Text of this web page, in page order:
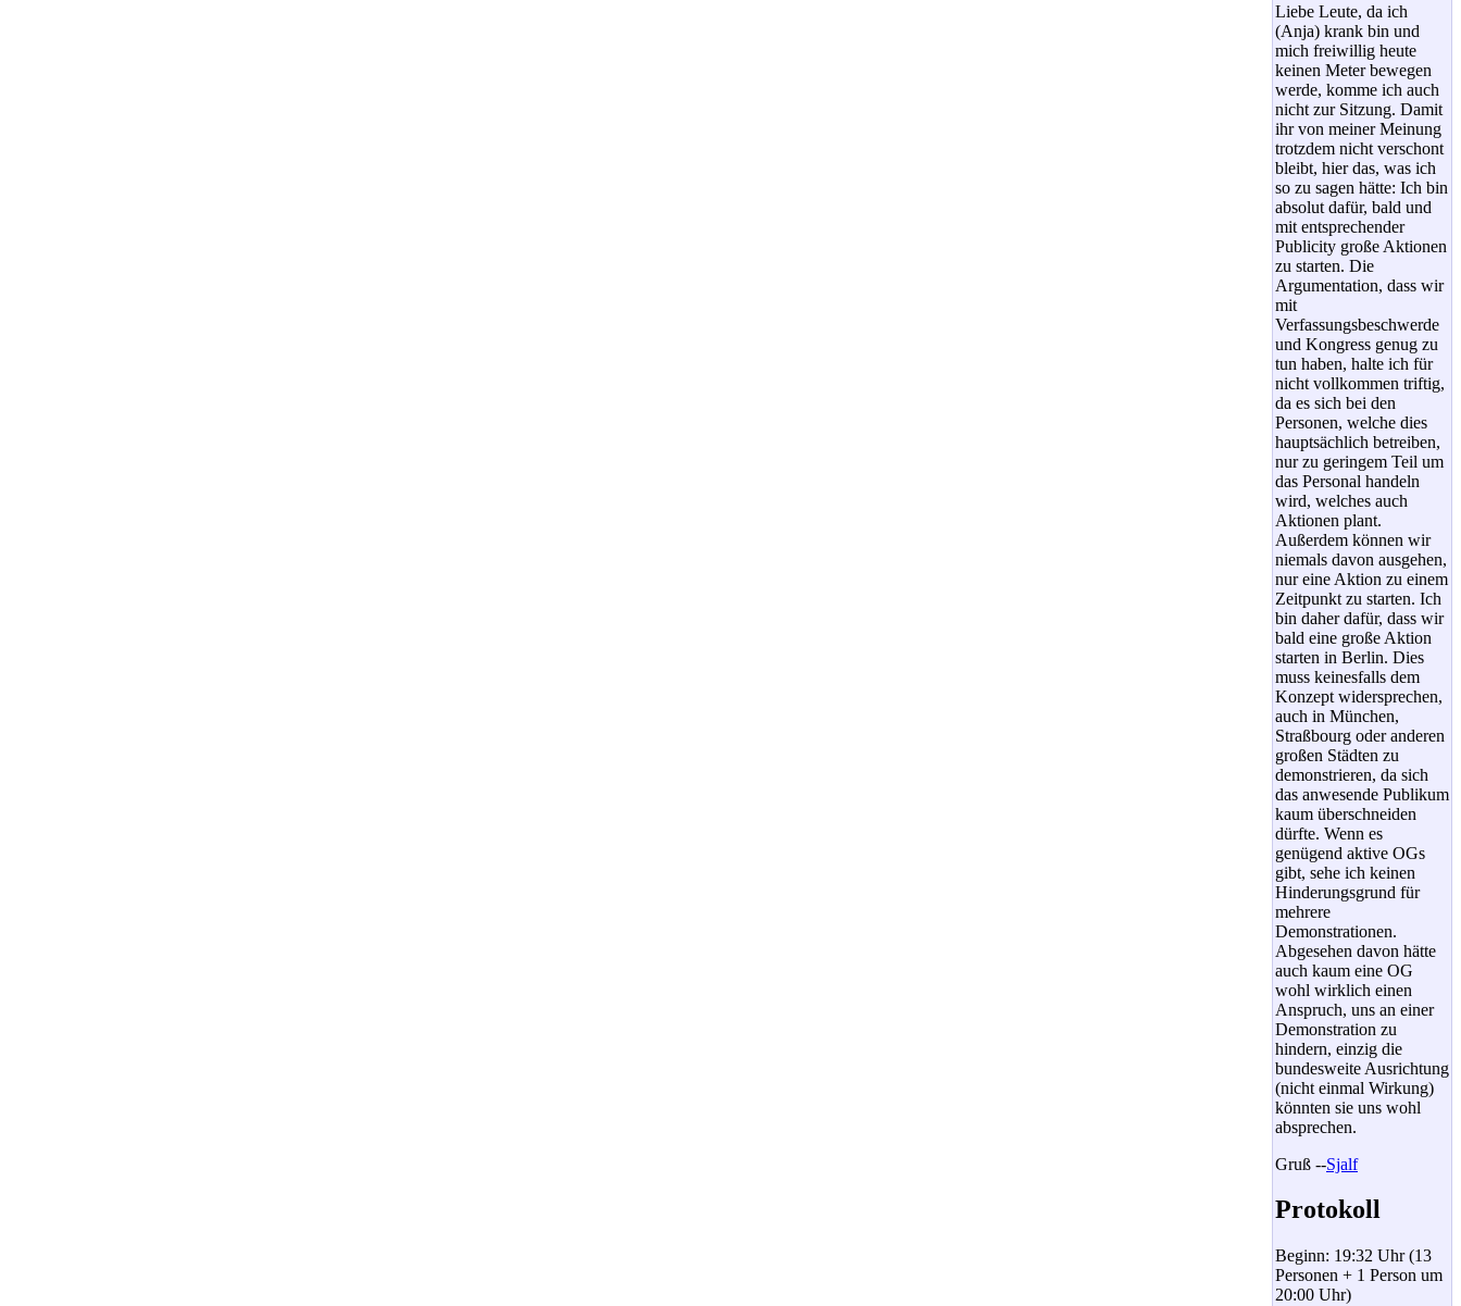
Liebe Leute, da ich
(Anja) krank bin und
mich freiwillig heute
keinen Meter bewegen
werde, komme ich auch
nicht zur Sitzung. Damit
ihr von meiner Meinung
trotzdem nicht verschont
bleibt, hier das, was ich
so zu sagen hätte: Ich bin
absolut dafür, bald und
mit entsprechender
Publicity große Aktionen
zu starten. Die
Argumentation, dass wir
mit
Verfassungsbeschwerde
und Kongress genug zu
tun haben, halte ich für
nicht vollkommen triftig,
da es sich bei den
Personen, welche dies
hauptsächlich betreiben,
nur zu geringem Teil um
das Personal handeln
wird, welches auch
Aktionen plant.
Außerdem können wir
niemals davon ausgehen,
nur eine Aktion zu einem
Zeitpunkt zu starten. Ich
bin daher dafür, dass wir
bald eine große Aktion
starten in Berlin. Dies
muss keinesfalls dem
Konzept widersprechen,
auch in München,
Straßbourg oder anderen
großen Städten zu
demonstrieren, da sich
das anwesende Publikum
kaum überschneiden
dürfte. Wenn es
genügend aktive OGs
gibt, sehe ich keinen
Hinderungsgrund für
mehrere
Demonstrationen.
Abgesehen davon hätte
auch kaum eine OG
wohl wirklich einen
Anspruch, uns an einer
Demonstration zu
hindern, einzig die
bundesweite Ausrichtung
(nicht einmal Wirkung)
könnten sie uns wohl
absprechen.
Gruß --Sjalf
Protokoll
Beginn: 19:32 Uhr (13
Personen + 1 Person um
20:00 Uhr)